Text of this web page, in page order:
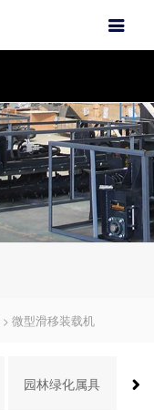
> 微型滑移装载机
园林绿化属具 市